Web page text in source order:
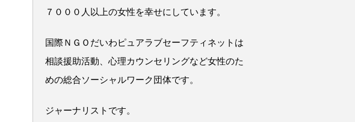
７０００人以上の女性を幸せにしています。
国際ＮＧＯだいわピュアラブセーフティネットは
相談援助活動、心理カウンセリングなど女性のた
めの総合ソーシャルワーク団体です。
ジャーナリストです。